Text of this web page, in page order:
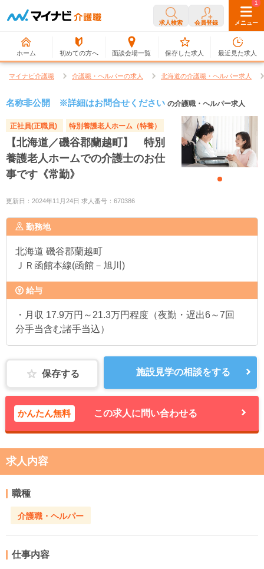
求人検索 会員登録 メニュー
ホーム 初めての方へ 面談会場一覧
0
保存した求人
1
最近見た求人
マイナビ介護職 介護職・ヘルパーの求人 北海道の介護職・ヘルパー求人
名称非公開 ※詳細はお問合せください の介護職・ヘルパー求人
正社員(正職員) 特別養護老人ホーム（特養）
【北海道／磯谷郡蘭越町】 特別
養護老人ホームでの介護士のお仕
事です《常勤》
更新日：2024年11月24日 求人番号：670386
勤務地
北海道 磯谷郡蘭越町
ＪＲ函館本線(函館－旭川)
給与
・月収 17.9万円～21.3万円程度（夜勤・遅出6～7回
分手当含む諸手当込）
保存する 施設見学の相談をする
かんたん無料 この求人に問い合わせる
求人内容
職種
介護職・ヘルパー
仕事内容